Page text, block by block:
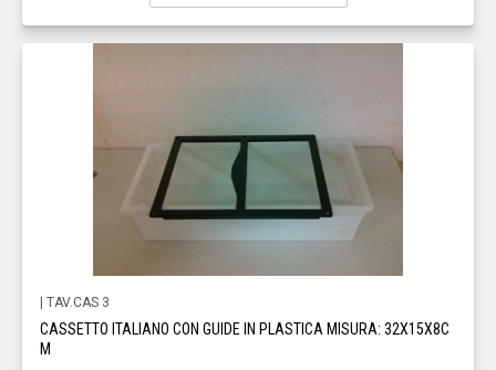
| TAV.CAS 3
CASSETTO ITALIANO CON GUIDE IN PLASTICA MISURA: 32X15X8C
M